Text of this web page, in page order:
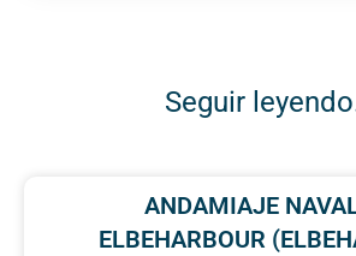
Seguir
ANDAMIAJE
ELBEHARBOUR